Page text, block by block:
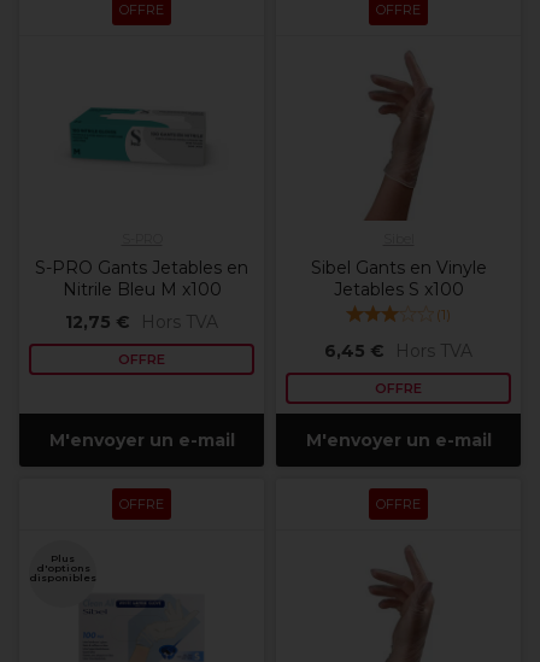
OFFRE
S-PRO Gants Jetables en
Nitrile Bleu M x100
12,75 €
Hors TVA
OFFRE
M'envoyer un e-mail
OFFRE
Sibel Gants en Vinyle
Jetables S x100
(1)
6,45 € Hors TVA
OFFRE
M'envoyer un e-mail
OFFRE
Plus
d'options
disponibles
OFFRE